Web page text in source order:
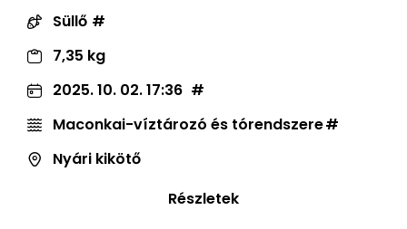
Süllő
7,35 kg
2025. 10. 02. 17:36
Maconkai-víztározó és tórendszere
Nyári kikötő
Részletek